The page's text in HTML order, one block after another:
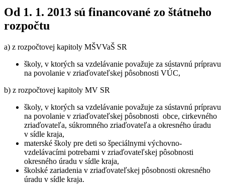
Od 1. 1. 2013 sú financované zo štátneho
rozpočtu
a) z rozpočtovej kapitoly MŠVVaŠ SR
školy, v ktorých sa vzdelávanie považuje za sústavnú prípravu
na povolanie v zriaďovateľskej pôsobnosti VÚC,
b) z rozpočtovej kapitoly MV SR
školy, v ktorých sa vzdelávanie považuje za sústavnú prípravu
na povolanie v zriaďovateľskej pôsobnosti obce, cirkevného
zriaďovateľa, súkromného zriaďovateľa a okresného úradu
v sídle kraja,
materské školy pre deti so špeciálnymi výchovno-
vzdelávacími potrebami v zriaďovateľskej pôsobnosti
okresného úradu v sídle kraja,
školské zariadenia v zriaďovateľskej pôsobnosti okresného
úradu v sídle kraja.